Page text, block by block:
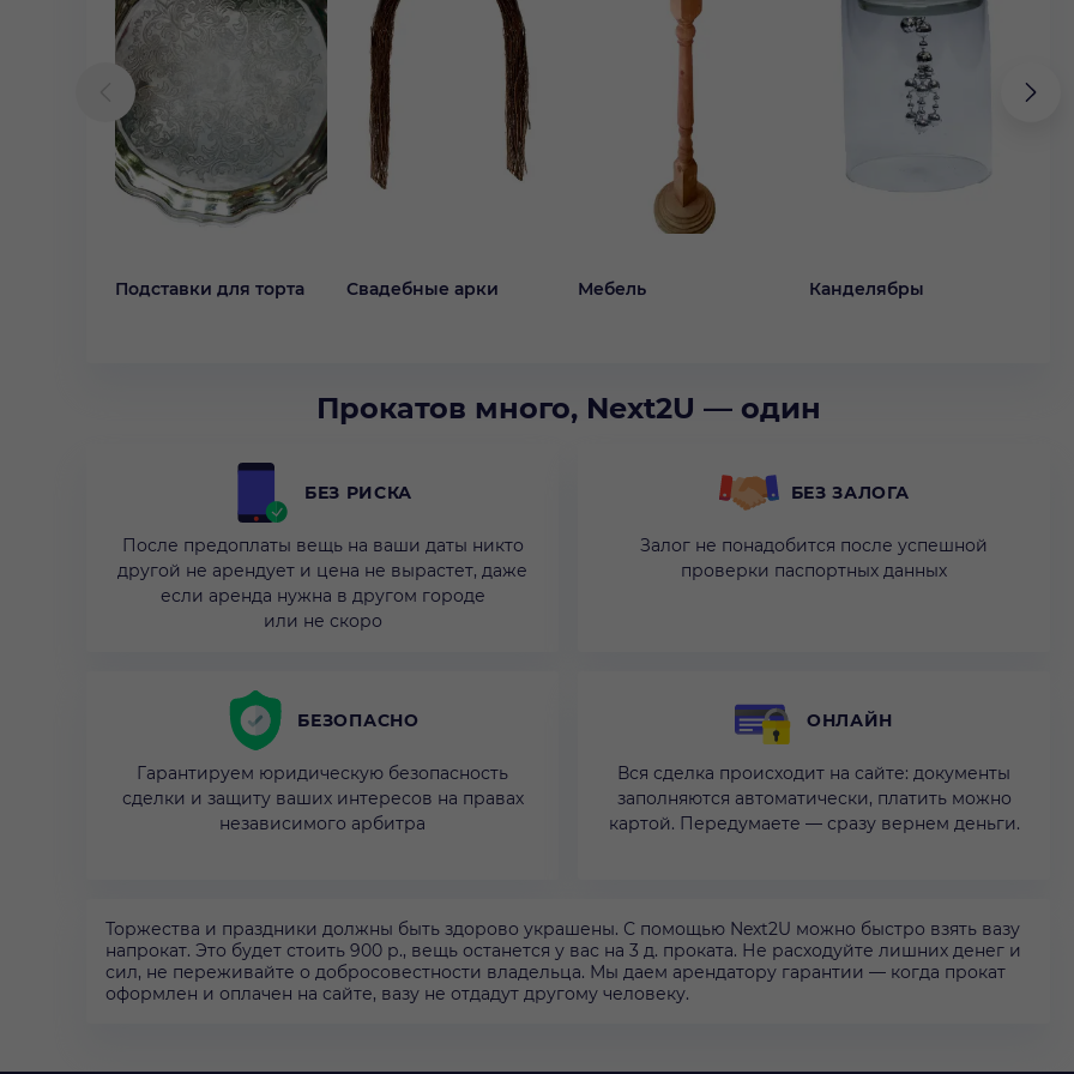
Подставки для торта Свадебные арки Мебель Канделябры
Прокатов много, Next2U — один
БЕЗ РИСКА
После предоплаты вещь на ваши даты никто
другой не арендует и цена не вырастет, даже
если аренда нужна в другом городе
или не скоро
БЕЗ ЗАЛОГА
Залог не понадобится после успешной
проверки паспортных данных
БЕЗОПАСНО
Гарантируем юридическую безопасность
сделки и защиту ваших интересов на правах
независимого арбитра
ОНЛАЙН
Вся сделка происходит на сайте: документы
заполняются автоматически, платить можно
картой. Передумаете — сразу вернем деньги.
Торжества и праздники должны быть здорово украшены. С помощью Next2U можно быстро взять вазу
напрокат. Это будет стоить 900 р., вещь останется у вас на 3 д. проката. Не расходуйте лишних денег и
сил, не переживайте о добросовестности владельца. Мы даем арендатору гарантии — когда прокат
оформлен и оплачен на сайте, вазу не отдадут другому человеку.